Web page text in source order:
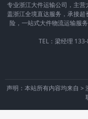
专业浙江大件运输公司，主
盖浙江全境直达服务，承接
险，一站式大件物流运输服
TEL：梁经理
声明：本站所有内容均来自 >